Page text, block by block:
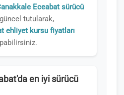
Eceabat sürücü
güncel tutularak,
ehliyet kursu fiyatları
en iyi sürücü